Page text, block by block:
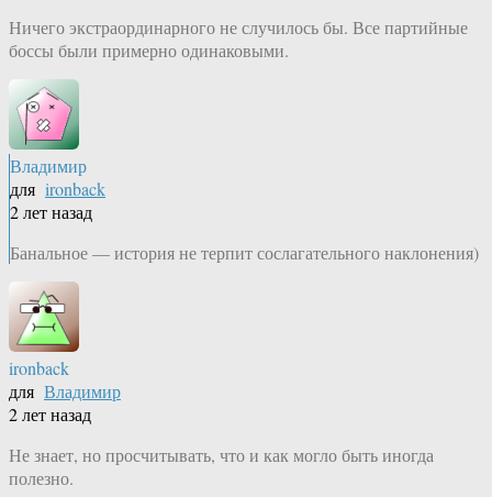
Ничего экстраординарного не случилось бы. Все партийные
боссы были примерно одинаковыми.
Владимир
для ironback
2 лет назад
Банальное — история не терпит сослагательного наклонения)
ironback
для Владимир
2 лет назад
Не знает, но просчитывать, что и как могло быть иногда
полезно.